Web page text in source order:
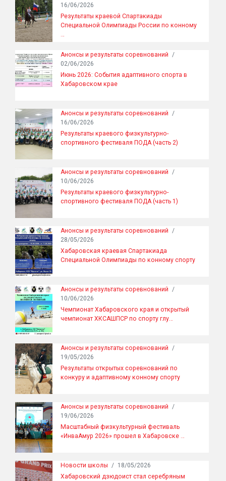
16/06/2026
Результаты краевой Спартакиады
Специальной Олимпиады России по конному
…
Анонсы и результаты соревнований /
02/06/2026
Июнь 2026: События адаптивного спорта в
Хабаровском крае
Анонсы и результаты соревнований /
16/06/2026
Результаты краевого физкультурно-
спортивного фестиваля ПОДА (часть 2)
Анонсы и результаты соревнований /
10/06/2026
Результаты краевого физкультурно-
спортивного фестиваля ПОДА (часть 1)
Анонсы и результаты соревнований /
28/05/2026
Хабаровская краевая Спартакиада
Специальной Олимпиады по конному спорту
Анонсы и результаты соревнований /
10/06/2026
Чемпионат Хабаровского края и открытый
чемпионат ХКСАШПСР по спорту глу…
Анонсы и результаты соревнований /
19/05/2026
Результаты открытых соревнований по
конкуру и адаптивному конному спорту
Анонсы и результаты соревнований /
19/06/2026
Масштабный физкультурный фестиваль
«ИнваАмур 2026» прошел в Хабаровске …
Новости школы / 18/05/2026
Хабаровский дзюдоист стал серебряным